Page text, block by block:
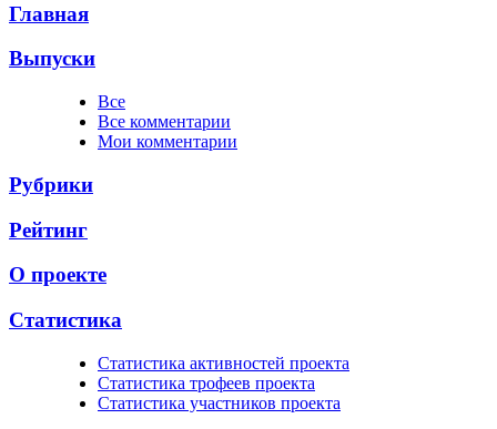
Главная
Выпуски
Все
Все комментарии
Мои комментарии
Рубрики
Рейтинг
О проекте
Статистика
Cтатистика активностей проекта
Cтатистика трофеев проекта
Cтатистика участников проекта